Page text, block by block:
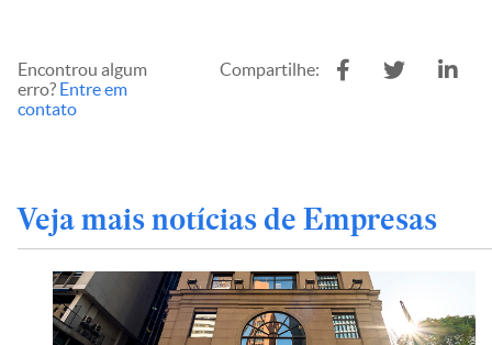
Encontrou algum
erro? Entre em
contato
Compartilhe:
Veja mais notícias de Empresas